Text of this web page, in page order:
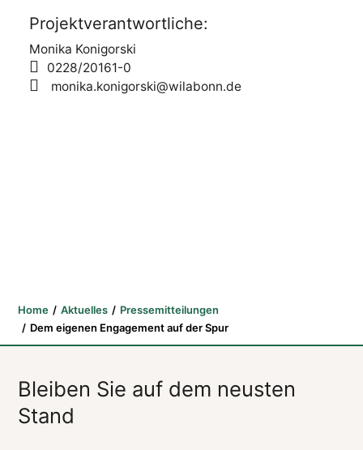
Projektverantwortliche:
Monika Konigorski
0228/20161-0
monika.konigorski@wilabonn.de
Home Aktuelles
Pressemitteilungen
Dem eigenen Engagement auf der Spur
Bleiben Sie auf dem neusten
Stand